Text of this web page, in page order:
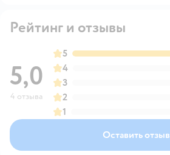
Рейтинг и отзывы
5,0
4 отзыва
5
4
3
2
1
Оставить отзыв